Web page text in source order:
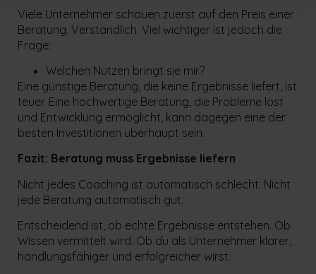
Viele Unternehmer schauen zuerst auf den Preis einer
Beratung. Verständlich. Viel wichtiger ist jedoch die
Frage:
Welchen Nutzen bringt sie mir?
Eine günstige Beratung, die keine Ergebnisse liefert, ist
teuer. Eine hochwertige Beratung, die Probleme löst
und Entwicklung ermöglicht, kann dagegen eine der
besten Investitionen überhaupt sein.
Fazit: Beratung muss Ergebnisse liefern
Nicht jedes Coaching ist automatisch schlecht. Nicht
jede Beratung automatisch gut.
Entscheidend ist, ob echte Ergebnisse entstehen. Ob
Wissen vermittelt wird. Ob du als Unternehmer klarer,
handlungsfähiger und erfolgreicher wirst.